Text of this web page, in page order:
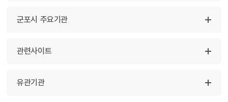
군포시 주요기관
관련사이트
유관기관